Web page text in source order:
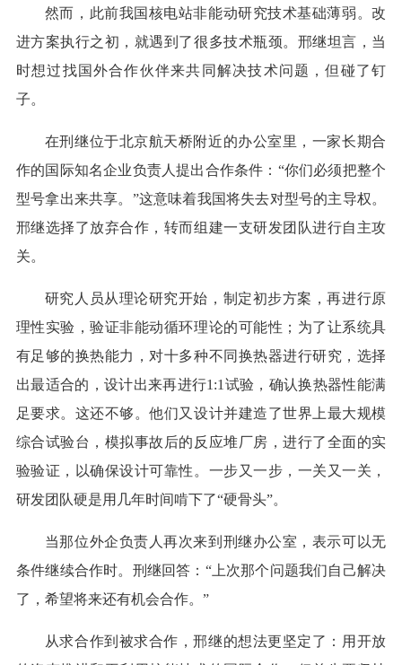
然而，此前我国核电站非能动研究技术基础薄弱。改
进方案执行之初，就遇到了很多技术瓶颈。邢继坦言，当
时想过找国外合作伙伴来共同解决技术问题，但碰了钉
子。
在刑继位于北京航天桥附近的办公室里，一家长期合
作的国际知名企业负责人提出合作条件：“你们必须把整个
型号拿出来共享。”这意味着我国将失去对型号的主导权。
邢继选择了放弃合作，转而组建一支研发团队进行自主攻
关。
研究人员从理论研究开始，制定初步方案，再进行原
理性实验，验证非能动循环理论的可能性；为了让系统具
有足够的换热能力，对十多种不同换热器进行研究，选择
出最适合的，设计出来再进行1:1试验，确认换热器性能满
足要求。这还不够。他们又设计并建造了世界上最大规模
综合试验台，模拟事故后的反应堆厂房，进行了全面的实
验验证，以确保设计可靠性。一步又一步，一关又一关，
研发团队硬是用几年时间啃下了“硬骨头”。
当那位外企负责人再次来到刑继办公室，表示可以无
条件继续合作时。刑继回答：“上次那个问题我们自己解决
了，希望将来还有机会合作。”
从求合作到被求合作，邢继的想法更坚定了：用开放